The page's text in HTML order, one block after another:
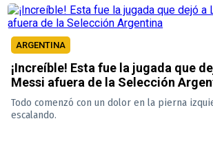
ARGENTINA
¡Increíble! Esta fue la jugada que
Messi afuera de la Selección
Todo comenzó con un dolor en la pierna
escalando.